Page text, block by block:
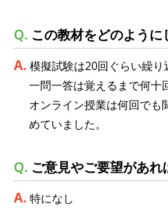
この教材をどのように
模擬試験は20回ぐらい繰り
一問一答は覚えるまで何十
オンライン授業は何回でも
めていました。
ご意見やご要望があ
特になし